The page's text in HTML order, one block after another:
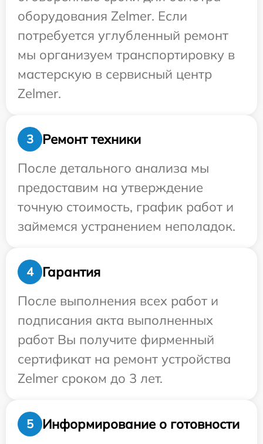
оборудования Zelmer. Если
потребуется углубленный ремонт
мы организуем транспортировку в
мастерскую в сервисный центр
Zelmer.
3
Ремонт техники
После детального анализа мы
предоставим на утверждение
точную стоимость, график работ и
займемся устранением неполадок.
4
Гарантия
После выполнения всех работ и
подписания акта выполненных
работ Вы получите фирменный
сертификат на ремонт устройства
Zelmer сроком до 3 лет.
5
Информирование о готовности